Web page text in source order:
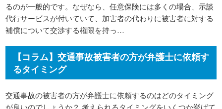
るのが一般的です。なぜなら、任意保険には多くの場合、示談
代行サービスが付いていて、加害者の代わりに被害者に対する
補償について交渉する権限を持っ…
【コラム】交通事故被害者の方が弁護士に依頼す
るタイミング
交通事故の被害者の方が弁護士に依頼するのはどのタイミング
が良いのでしょうか？ 考えられるタイミングをいくつか挙げて